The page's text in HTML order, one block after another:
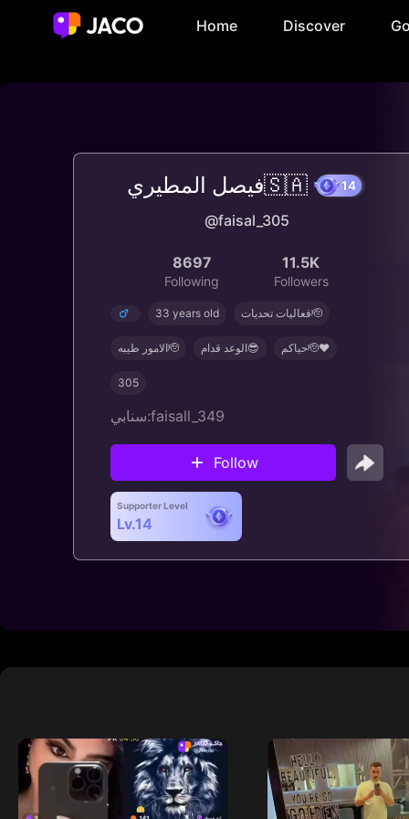
Home Discover
فيصل المطيري🇸🇦
@faisal_305
8697
Following
11.5K
Followers
33 years old فعاليات تحديات🫡
الامور طيبه🫡 الوعد قدام😎 حياكم🫡♥️
305
سنابي:faisall_349
Follow
Supporter Level
Lv.14